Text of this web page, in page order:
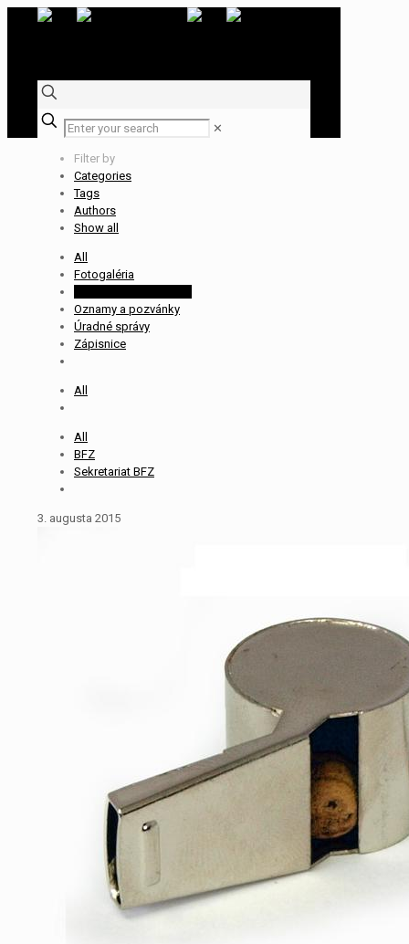
✕
Filter by
Categories
Tags
Authors
Show all
All
Fotogaléria
Oznamy a pozvánky
Úradné správy
Zápisnice
All
All
BFZ
Sekretariat BFZ
3. augusta 2015